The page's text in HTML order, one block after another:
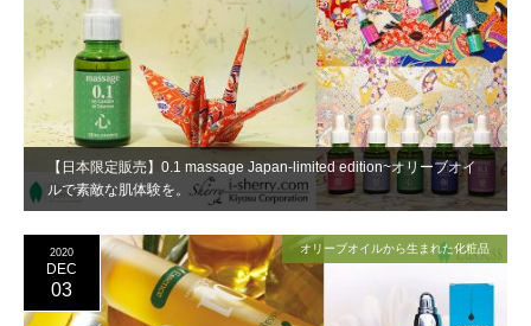
【日本限定販売】0.1 massage Japan-limited edition~オリーブオイ
ルで素敵な肌体験を。
2020
DEC
03
オリーブオイルから生まれた化粧品